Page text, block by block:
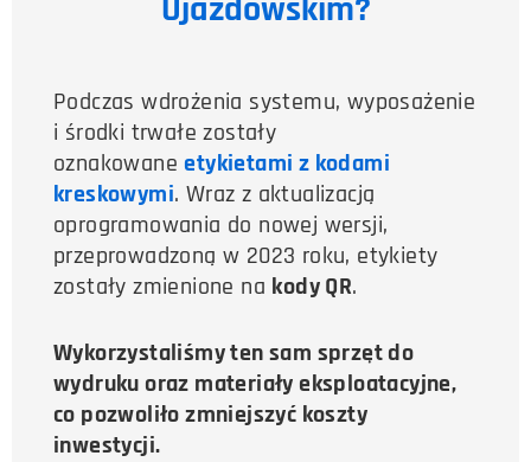
Podczas wdrożenia systemu, wyposażenie
i środki trwałe zostały
oznakowane etykietami z kodami
kreskowymi. Wraz z aktualizacją
oprogramowania do nowej wersji,
przeprowadzoną w 2023 roku, etykiety
zostały zmienione na kody QR.
Wykorzystaliśmy ten sam sprzęt do
wydruku oraz materiały eksploatacyjne,
co pozwoliło zmniejszyć koszty
inwestycji.